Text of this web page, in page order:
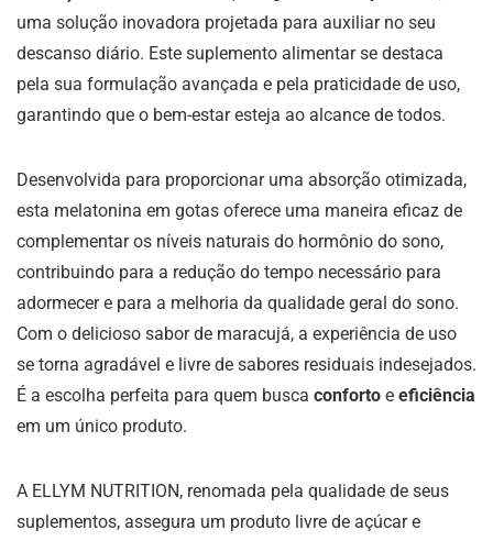
uma solução inovadora projetada para auxiliar no seu
descanso diário. Este suplemento alimentar se destaca
pela sua formulação avançada e pela praticidade de uso,
garantindo que o bem-estar esteja ao alcance de todos.
Desenvolvida para proporcionar uma absorção otimizada,
esta melatonina em gotas oferece uma maneira eficaz de
complementar os níveis naturais do hormônio do sono,
contribuindo para a redução do tempo necessário para
adormecer e para a melhoria da qualidade geral do sono.
Com o delicioso sabor de maracujá, a experiência de uso
se torna agradável e livre de sabores residuais indesejados.
É a escolha perfeita para quem busca conforto e eficiência
em um único produto.
A ELLYM NUTRITION, renomada pela qualidade de seus
suplementos, assegura um produto livre de açúcar e